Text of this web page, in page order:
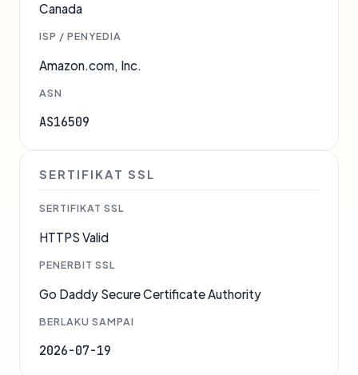
Canada
ISP / PENYEDIA
Amazon.com, Inc.
ASN
AS16509
SERTIFIKAT SSL
SERTIFIKAT SSL
HTTPS Valid
PENERBIT SSL
Go Daddy Secure Certificate Authority
BERLAKU SAMPAI
2026-07-19